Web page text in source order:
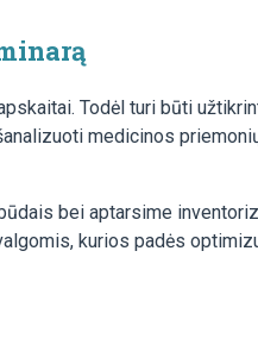
Todėl turi būti
medicinos
bei aptarsime
kurios padės